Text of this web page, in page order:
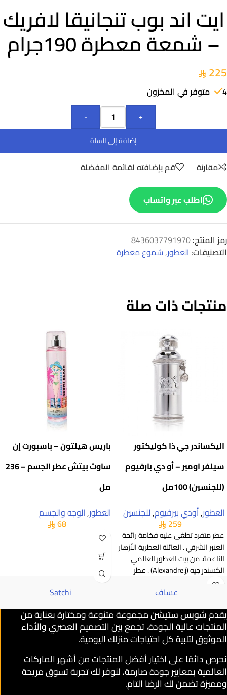
ايت اند بوب تنجانيقا لافريك
– شمعة معطرة 190جرام
225
4 متوفر في المخزون
-
+
إضافة إلى السلة
مقارنة قم بإضافته لقائمة المفضلة
اطلب عبر واتساب
رمز المنتج:8436037791970
التصنيفات: العطور,شموع معطرة
منتجات ذات صلة
اليكساندر جي ذا كوليكتور
سيلفر اومبر – أو دي بارفيوم
(للجنسين) 100مل
العطور,أودي بيرفيوم,للجنسين
259
عطر متفرد تطغى عليه فخامة رائحة
العنبر الشرقي . العائلة العطرية الأزهار
الناعمة. من بيت العطور العالمي
الكسندر جيه (Alexandre.j) . عطر
باريس هيلتون – باسبورت إن
ساوث بيتش عطر الجسم – 236
مل
العطور,الوجه والجسم
68
عساف Satchi
يقدمشوبس ستيشنمجموعة متنوعة ومختارة بعناية من
المنتجات عالية الجودة، تجمع بين التصميم العصري والأداء
الموثوق لتلبية كل احتياجات منزلك اليومية.
نحرص دائمًا على اختيار أفضل المنتجات من أشهر الماركات
العالمية بمعايير جودة صارمة، لنوفر لك تجربة تسوق مريحة
ومميزة تضمن لك الرضا التام.